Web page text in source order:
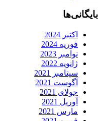
بایگانی‌ها
اکتبر 2024
فوریه 2024
نوامبر 2023
ژانویه 2022
سپتامبر 2021
آگوست 2021
جولای 2021
آوریل 2021
مارس 2021